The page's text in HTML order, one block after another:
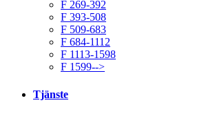
F 269-392
F 393-508
F 509-683
F 684-1112
F 1113-1598
F 1599-->
Tjänste